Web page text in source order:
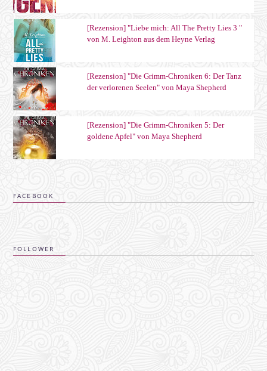
[Rezension] "Liebe mich: All The Pretty Lies 3 "
von M. Leighton aus dem Heyne Verlag
[Rezension] "Die Grimm-Chroniken 6: Der Tanz
der verlorenen Seelen" von Maya Shepherd
[Rezension] "Die Grimm-Chroniken 5: Der
goldene Apfel" von Maya Shepherd
FACEBOOK
FOLLOWER